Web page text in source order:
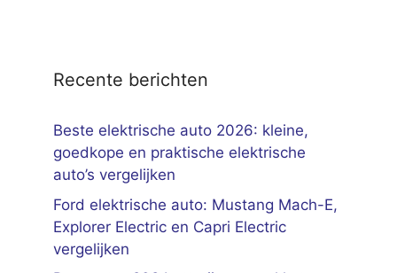
Recente berichten
Beste elektrische auto 2026: kleine,
goedkope en praktische elektrische
auto’s vergelijken
Ford elektrische auto: Mustang Mach-E,
Explorer Electric en Capri Electric
vergelijken